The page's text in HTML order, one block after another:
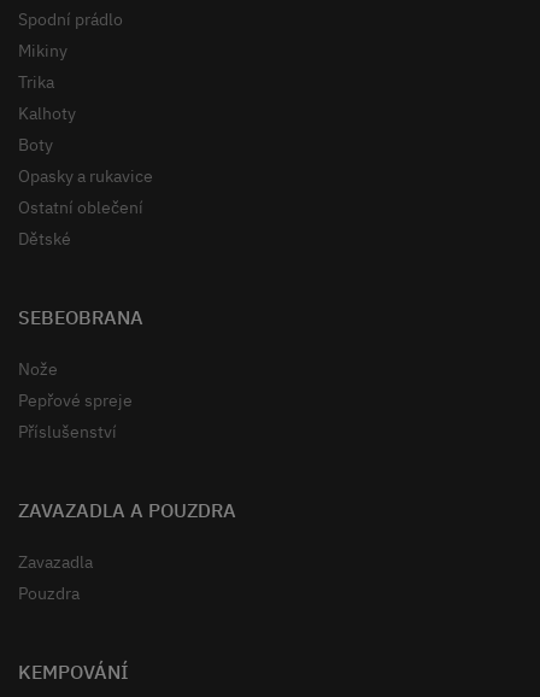
Spodní prádlo
Mikiny
Trika
Kalhoty
Boty
Opasky a rukavice
Ostatní oblečení
Dětské
SEBEOBRANA
Nože
Pepřové spreje
Příslušenství
ZAVAZADLA A POUZDRA
Zavazadla
Pouzdra
KEMPOVÁNÍ